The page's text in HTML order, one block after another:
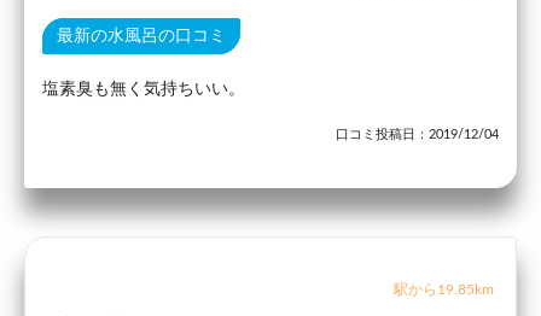
最新の水風呂の口コミ
塩素臭も無く気持ちいい。
口コミ投稿日：2019/12/04
駅から19.85km